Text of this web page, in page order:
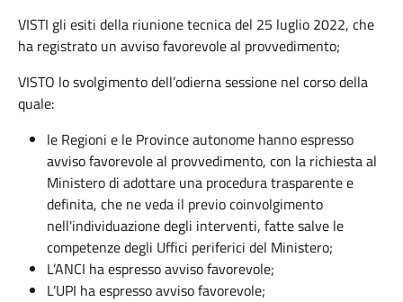
VISTI gli esiti della riunione tecnica del 25 luglio 2022, che
ha registrato un avviso favorevole al provvedimento;
VISTO lo svolgimento dell’odierna sessione nel corso della
quale:
le Regioni e le Province autonome hanno espresso
avviso favorevole al provvedimento, con la richiesta al
Ministero di adottare una procedura trasparente e
definita, che ne veda il previo coinvolgimento
nell'individuazione degli interventi, fatte salve le
competenze degli Uffici periferici del Ministero;
L’ANCI ha espresso avviso favorevole;
L’UPI ha espresso avviso favorevole;